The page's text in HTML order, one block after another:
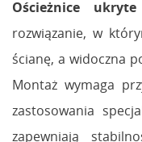
Ościeżnice ukryte
rozwiązanie, w
ścianę, a widoczna
Montaż wymaga
zastosowania
zapewniają